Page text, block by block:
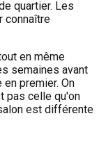
quartier. Les
connaître
en même
semaines avant
premier. On
pas celle qu'on
est différente